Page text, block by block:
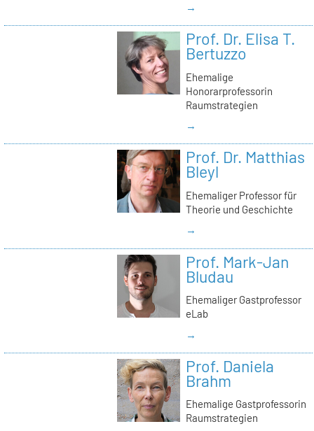
→
Prof. Dr. Elisa T.
Bertuzzo
Ehemalige
Honorarprofessorin
Raumstrategien
→
Prof. Dr. Matthias
Bleyl
Ehemaliger Professor für
Theorie und Geschichte
→
Prof. Mark-Jan
Bludau
Ehemaliger Gastprofessor
eLab
→
Prof. Daniela
Brahm
Ehemalige Gastprofessorin
Raumstrategien